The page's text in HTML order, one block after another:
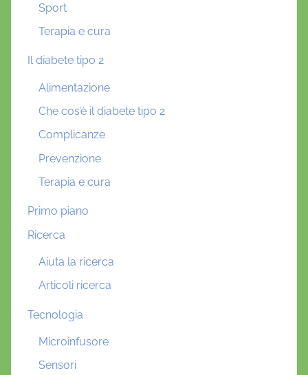
Sport
Terapia e cura
Il diabete tipo 2
Alimentazione
Che cos’è il diabete tipo 2
Complicanze
Prevenzione
Terapia e cura
Primo piano
Ricerca
Aiuta la ricerca
Articoli ricerca
Tecnologia
Microinfusore
Sensori